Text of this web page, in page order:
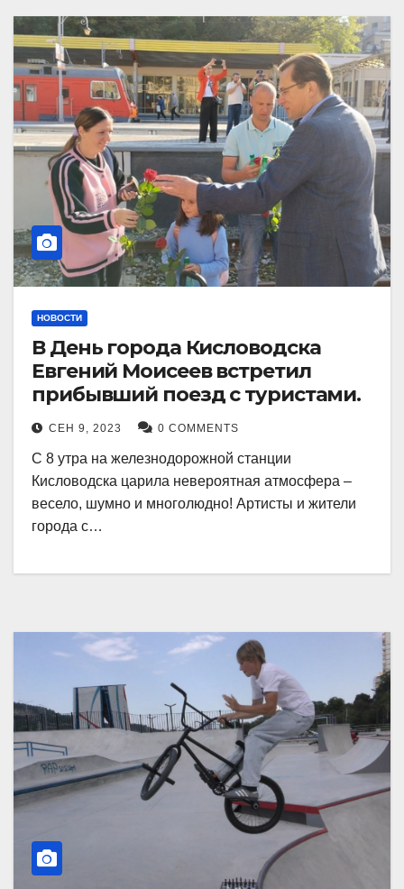
НОВОСТИ
В День города Кисловодска
Евгений Моисеев встретил
прибывший поезд с туристами.
СЕН 9, 2023 0 COMMENTS
С 8 утра на железнодорожной станции
Кисловодска царила невероятная атмосфера –
весело, шумно и многолюдно! Артисты и жители
города с…